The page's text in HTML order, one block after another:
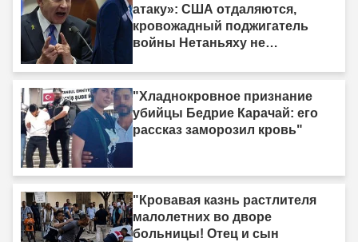
атаку»: США отдаляются,
кровожадный поджигатель
войны Нетаньяху не
"Хладнокровное признание
убийцы Бедрие Карачай: его
рассказ заморозил кровь"
"Кровавая казнь растлителя
малолетних во дворе
больницы! Отец и сын